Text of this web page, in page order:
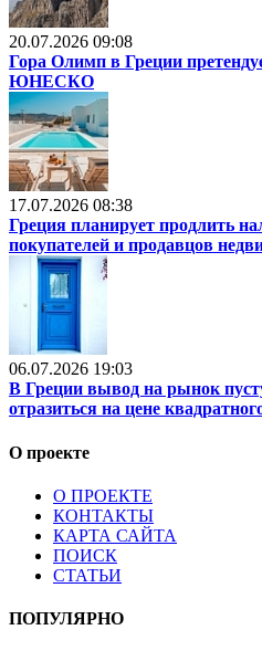
20.07.2026 09:08
Гора Олимп в Греции
ЮНЕСКО
17.07.2026 08:38
Греция планирует продлить
покупателей и продавцов
06.07.2026 19:03
В Греции вывод на рынок
отразиться на цене
О проекте
О ПРОЕКТЕ
КОНТАКТЫ
КАРТА САЙТА
ПОИСК
СТАТЬИ
ПОПУЛЯРНО